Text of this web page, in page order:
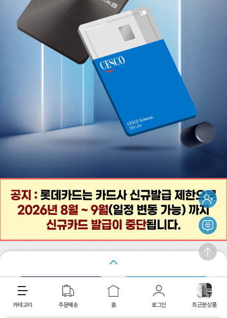
간편렌탈 상담 다이렉트 렌탈
카테고리 주문배송 홈 로그인 최근본상품
최근 본 상품